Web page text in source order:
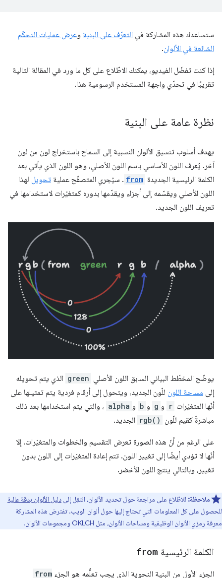
ستساعدك هذه المشاركة في التعرّف على البنية وعرض عمليات التحكّم
الشائعة في الألوان.
إذا كنت تفضّل الفيديو، يمكنك الاطّلاع على كل ما ورد في المقالة التالية
تقريبًا في تحدّي واجهة المستخدم الرسومية هذا.
نظرة عامة على البنية
يهدف أسلوب تنسيق الألوان النسبية إلى السماح باستخراج لون من لون
آخر. يُعرف اللون الأساسي باسم اللون الأصلي، وهو اللون الذي يأتي بعد
الكلمة الرئيسية الجديدة from . سيُجري المتصفّح عملية تحويل لهذا
اللون الأصلي ويقسّمه إلى أجزاء ويقدّمها بدوره كمتغيّرات لاستخدامها في
تعريف اللون الجديد.
يوضّح المخطّط البياني السابق اللون الأصلي green الذي يتم تحويله
إلى مساحة اللون للّون الجديد، ويتحول إلى أرقام فردية يتم تمثيلها على
أنّها المتغيّرات r و g و b و alpha ، والتي يتم استخدامها بعد ذلك
مباشرةً كقيم للّون rgb() الجديد.
على الرغم من أنّ هذه الصورة تعرض التقسيم والخطوات والمتغيّرات، إلا
أنّها لا تؤدي أيضًا إلى تغيير اللون. تتم إعادة المتغيّرات إلى اللون بدون
تغيير، وبالتالي ينتج اللون الأخضر.
ملاحظة: للاطّلاع على مراجعة حول تحديد الألوان، انتقِل إلى دليل الألوان بدقة عالية
للحصول على كل المعلومات التي تحتاج إليها حول ألوان الويب. تفترض هذه المشاركة
معرفة رمزي الألوان الوظيفية ومساحات الألوان، مثل OKLCH ومجموعات الألوان.
الكلمة الرئيسية from
الجزء الأول من البنية النحوية الذي يجب تعلُّمه هو الجزء from